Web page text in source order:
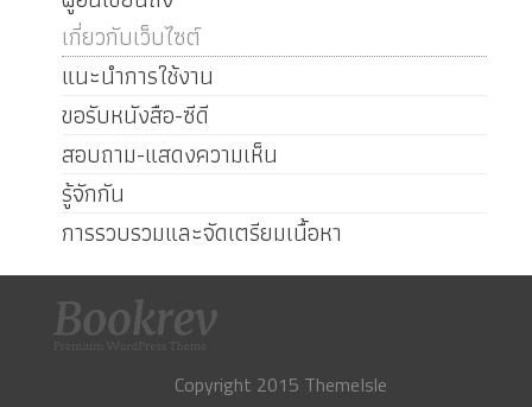
เกี่ยวกับเว็บไซต์
แนะนำการใช้งาน
ขอรับหนังสือ-ซีดี
สอบถาม-แสดงความเห็น
รู้จักกัน
การรวบรวมและจัดเตรียมเนื้อหา
Copyright 2015 ThemeIsle